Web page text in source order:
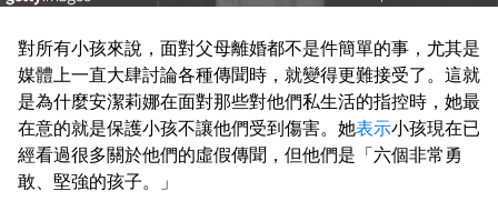
對所有小孩來說，面對父母離婚都不是件簡單的事，尤其是
媒體上一直大肆討論各種傳聞時，就變得更難接受了。這就
是為什麼安潔莉娜在面對那些對他們私生活的指控時，她最
在意的就是保護小孩不讓他們受到傷害。她表示小孩現在已
經看過很多關於他們的虛假傳聞，但他們是「六個非常勇
敢、堅強的孩子。」